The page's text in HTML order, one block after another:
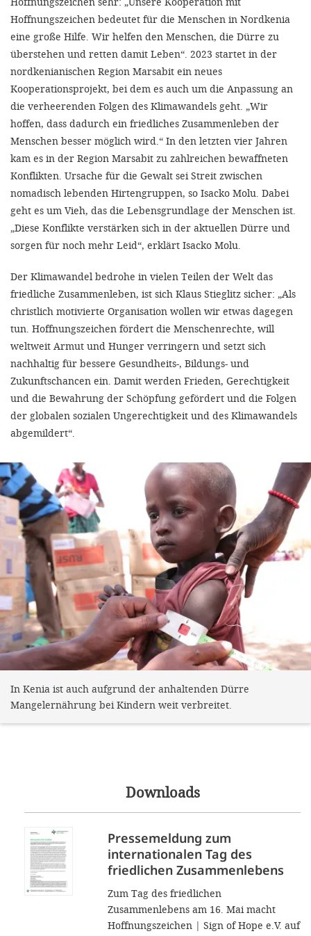
Hoffnungszeichen bedeutet für die Menschen in Nordkenia
eine große Hilfe. Wir helfen den Menschen, die Dürre zu
überstehen und retten damit Leben“. 2023 startet in der
nordkenianischen Region Marsabit ein neues
Kooperationsprojekt, bei dem es auch um die Anpassung an
die verheerenden Folgen des Klimawandels geht. „Wir
hoffen, dass dadurch ein friedliches Zusammenleben der
Menschen besser möglich wird.“ In den letzten vier Jahren
kam es in der Region Marsabit zu zahlreichen bewaffneten
Konflikten. Ursache für die Gewalt sei Streit zwischen
nomadisch lebenden Hirtengruppen, so Isacko Molu. Dabei
geht es um Vieh, das die Lebensgrundlage der Menschen ist.
„Diese Konflikte verstärken sich in der aktuellen Dürre und
sorgen für noch mehr Leid“, erklärt Isacko Molu.
Der Klimawandel bedrohe in vielen Teilen der Welt das
friedliche Zusammenleben, ist sich Klaus Stieglitz sicher: „Als
christlich motivierte Organisation wollen wir etwas dagegen
tun. Hoffnungszeichen fördert die Menschenrechte, will
weltweit Armut und Hunger verringern und setzt sich
nachhaltig für bessere Gesundheits-, Bildungs- und
Zukunftschancen ein. Damit werden Frieden, Gerechtigkeit
und die Bewahrung der Schöpfung gefördert und die Folgen
der globalen sozialen Ungerechtigkeit und des Klimawandels
abgemildert“.
In Kenia ist auch aufgrund der anhaltenden Dürre
Mangelernährung bei Kindern weit verbreitet.
Downloads
Pressemeldung zum
internationalen Tag des
friedlichen Zusammenlebens
Zum Tag des friedlichen
Zusammenlebens am 16. Mai macht
Hoffnungszeichen | Sign of Hope e.V. auf